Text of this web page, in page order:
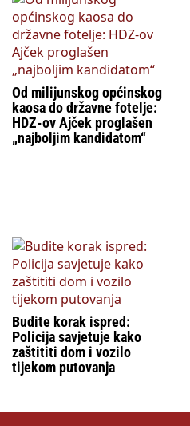
Od milijunskog općinskog
kaosa do državne fotelje:
HDZ-ov Ajček proglašen
„najboljim kandidatom“
Budite korak ispred:
Policija savjetuje kako
zaštititi dom i vozilo
tijekom putovanja